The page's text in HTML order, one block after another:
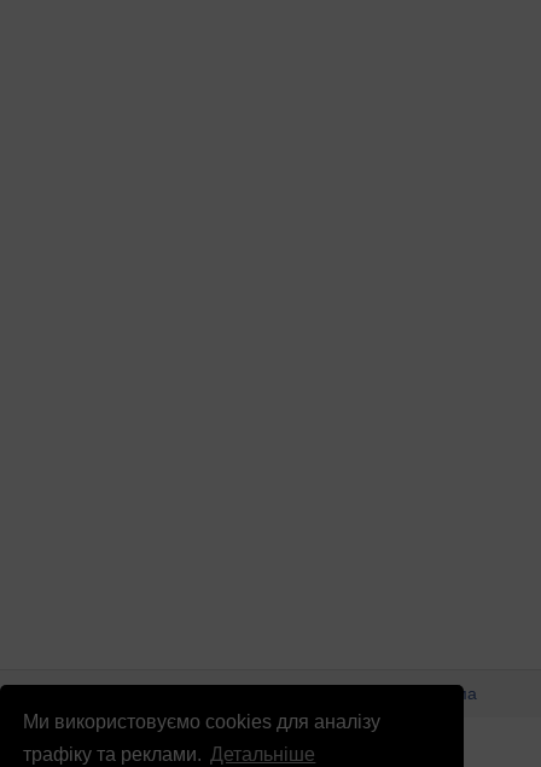
Ми використовуємо cookies для аналізу
трафіку та реклами. Детальніше
© Патріоти України 2026 Правова інформація
Реклама
info@patrioty.org.ua